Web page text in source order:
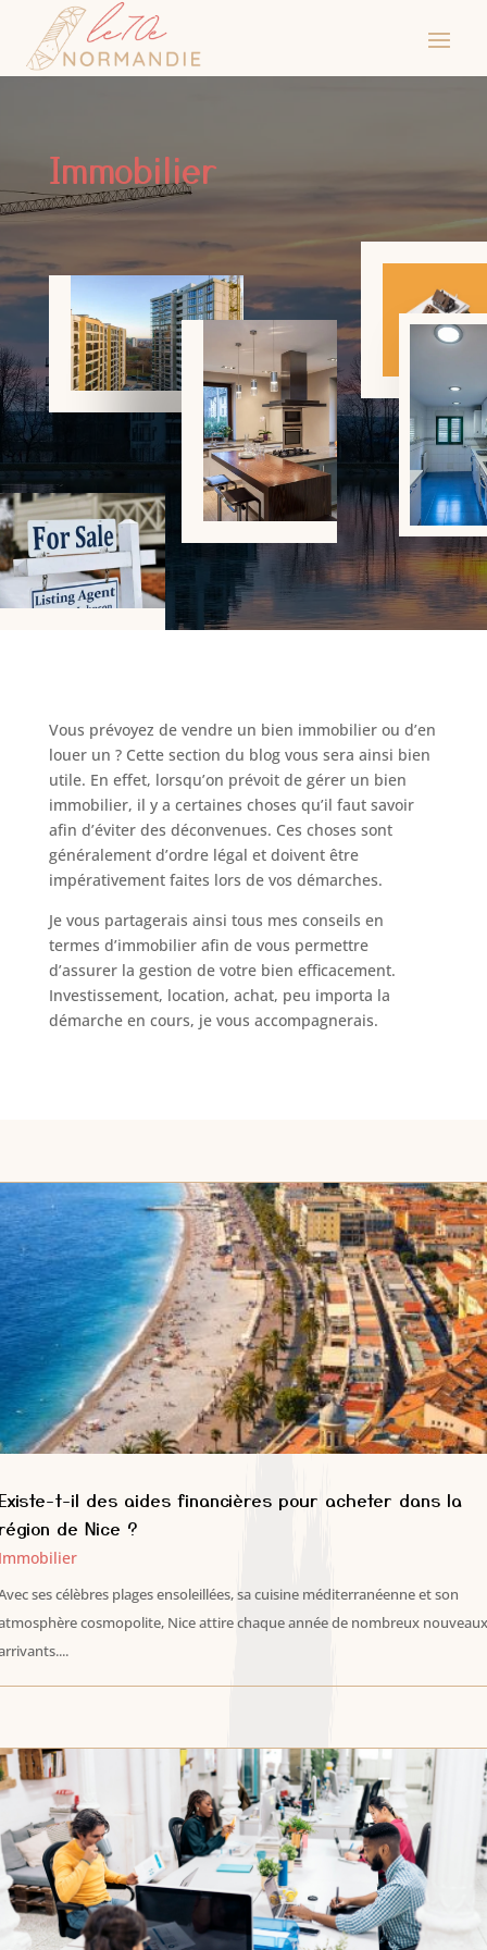
Immobilier
Vous prévoyez de vendre un bien immobilier ou d’en
louer un ? Cette section du blog vous sera ainsi bien
utile. En effet, lorsqu’on prévoit de gérer un bien
immobilier, il y a certaines choses qu’il faut savoir
afin d’éviter des déconvenues. Ces choses sont
généralement d’ordre légal et doivent être
impérativement faites lors de vos démarches.
Je vous partagerais ainsi tous mes conseils en
termes d’immobilier afin de vous permettre
d’assurer la gestion de votre bien efficacement.
Investissement, location, achat, peu importa la
démarche en cours, je vous accompagnerais.
t-il des aides financières pour acheter dans la
de Nice ?
ses célèbres plages ensoleillées, sa cuisine méditerranéenne et son
cosmopolite, Nice attire chaque année de nombreux nouveaux